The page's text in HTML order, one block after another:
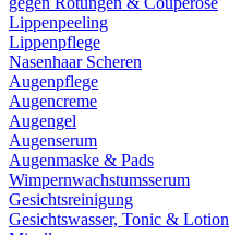
Lippenpeeling
Lippenpflege
Nasenhaar Scheren
Augenpflege
Augencreme
Augengel
Augenserum
Augenmaske & Pads
Wimpernwachstumsserum
Gesichtsreinigung
Gesichtswasser, Tonic & Lotion